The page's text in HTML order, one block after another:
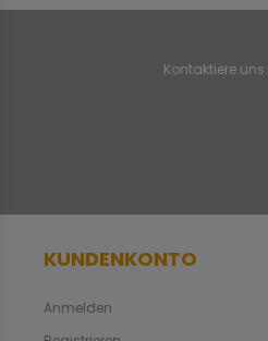
Kontaktiere uns:
KUNDENKONTO
Anmelden